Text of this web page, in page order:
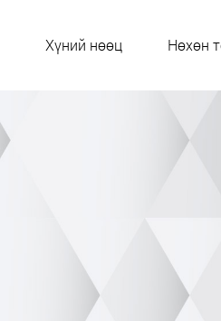
Хүний нөөц Нөхөн